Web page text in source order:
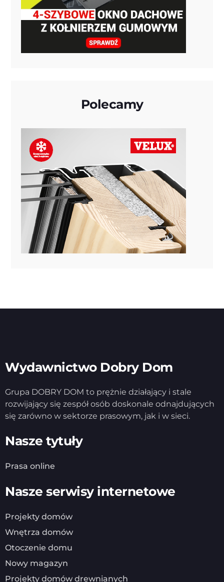
Polecamy
Wydawnictwo Dobry Dom
Grupa DOBRY DOM to prężnie działający i stale
rozwijający się zespół osób doskonale odnajdujących
się zarówno w sektorze prasowym, jak i w sieci.
Nasze tytuły
Prasa online
Nasze serwisy internetowe
Projekty domów
Wnętrza domów
Otoczenie domu
Nowy magazyn
Projekty domów drewnianych